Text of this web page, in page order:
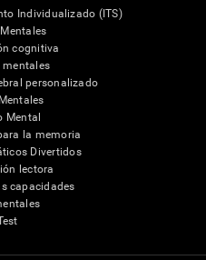
Individualizado (ITS)
cognitiva
mentales
personalizado
Mental
la memoria
Divertidos
lectora
capacidades